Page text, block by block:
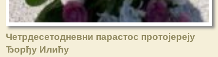
Четрдесетодневни парастос протојереју
Ђорђу Илићу